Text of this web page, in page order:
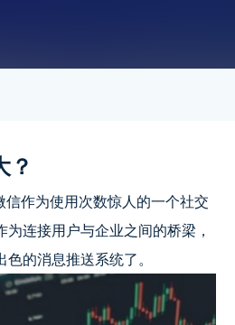
？
作为使用次数惊人的一个社交
连接用户与企业之间的桥梁，
的消息推送系统了。